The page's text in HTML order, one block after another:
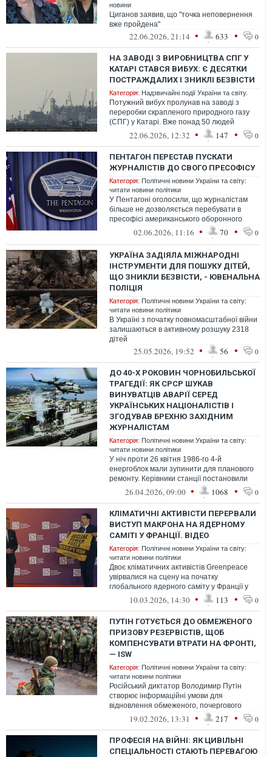
новини
Циганов заявив, що "точка неповернення
вже пройдена"
22.06.2026, 21:14 • 633 • 0
НА ЗАВОДІ З ВИРОБНИЦТВА СПГ У
КАТАРІ СТАВСЯ ВИБУХ: Є ДЕСЯТКИ
ПОСТРАЖДАЛИХ І ЗНИКЛІ БЕЗВІСТИ
Категорія: Надзвичайні події України та світу.
Потужний вибух пролунав на заводі з
переробки скрапленого природного газу
(СПГ) у Катарі. Вже понад 50 людей
отримали поранення, а ще 18 -
22.06.2026, 12:32 • 147 • 0
ПЕНТАГОН ПЕРЕСТАВ ПУСКАТИ
ЖУРНАЛІСТІВ ДО СВОГО ПРЕСОФІСУ
Категорія: Політичні новини України та світу:
читати новини політики
У Пентагоні оголосили, що журналістам
більше не дозволяється перебувати в
пресофісі американського оборонного
відомства.02.06.2026, 11:16 • 70 • 0
УКРАЇНА ЗАДІЯЛА МІЖНАРОДНІ
ІНСТРУМЕНТИ ДЛЯ ПОШУКУ ДІТЕЙ,
ЩО ЗНИКЛИ БЕЗВІСТИ, - ЮВЕНАЛЬНА
ПОЛІЦІЯ
Категорія: Політичні новини України та світу:
читати новини політики
В Україні з початку повномасштабної війни
залишаються в активному розшуку 2318
дітей
25.05.2026, 19:52 • 56 • 0
ДО 40-Х РОКОВИН ЧОРНОБИЛЬСЬКОЇ
ТРАГЕДІЇ: ЯК СРСР ШУКАВ
ВИНУВАТЦІВ АВАРІЇ СЕРЕД
УКРАЇНСЬКИХ НАЦІОНАЛІСТІВ І
ЗГОДУВАВ БРЕХНЮ ЗАХІДНИМ
ЖУРНАЛІСТАМ
Категорія: Політичні новини України та світу:
читати новини політики
У ніч проти 26 квітня 1986-го 4-й
енергоблок мали зупинити для планового
ремонту. Керівники станції постановили
скористатися цим для проведення низки ...
26.04.2026, 09:00 • 1068 • 0
КЛІМАТИЧНІ АКТИВІСТИ ПЕРЕРВАЛИ
ВИСТУП МАКРОНА НА ЯДЕРНОМУ
САМІТІ У ФРАНЦІЇ. ВІДЕО
Категорія: Політичні новини України та світу:
читати новини політики
Двоє кліматичних активістів Greenpeace
увірвалися на сцену на початку
глобального ядерного саміту у Франції у
вівторок, 10 березня, перервавши виступ ...
10.03.2026, 14:30 • 113 • 0
ПУТІН ГОТУЄТЬСЯ ДО ОБМЕЖЕНОГО
ПРИЗОВУ РЕЗЕРВІСТІВ, ЩОБ
КОМПЕНСУВАТИ ВТРАТИ НА ФРОНТІ,
— ISW
Категорія: Політичні новини України та світу:
читати новини політики
Російський диктатор Володимир Путін
створює інформаційні умови для
відновлення обмеженого, почергового
призову резервістів, оскільки країна-
19.02.2026, 13:31 • 217 • 0
ПРОФЕСІЯ НА ВІЙНІ: ЯК ЦИВІЛЬНІ
СПЕЦІАЛЬНОСТІ СТАЮТЬ ПЕРЕВАГОЮ